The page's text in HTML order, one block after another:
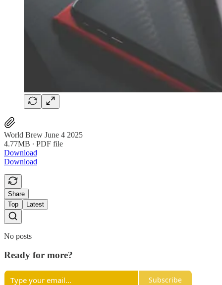
World Brew June 4 2025
4.77MB ∙ PDF file
Download
Download
Share
Top
Latest
No posts
Ready for more?
Subscribe